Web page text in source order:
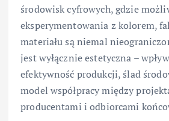
środowisk cyfrowych, gdzie
eksperymentowania z kolorem,
materiału są niemal
jest wyłącznie estetyczna –
efektywność produkcji, ślad
model współpracy między
producentami i odbiorcami